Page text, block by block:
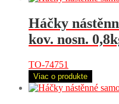
Háčky
kov. nosn.
TO-74751
Viac o produkte